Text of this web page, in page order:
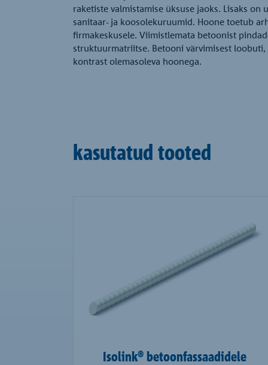
raketiste valmistamise üksuse jaoks. Lisaks on
sanitaar- ja koosolekuruumid. Hoone toetub
firmakeskusele. Viimistlemata betoonist
struktuurmatriitse. Betooni värvimisest loobuti,
kontrast olemasoleva hoonega.
kasutatud tooted
Isolink® betoonfassaadidele